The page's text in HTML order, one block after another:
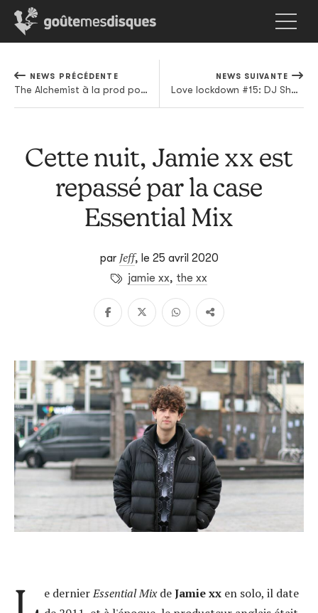
NEWS PRÉCÉDENTE
The Alchemist à la prod pour un inédit d'Earl Sweatshirt
NEWS SUIVANTE
Love lockdown #15: DJ Shadow - Endtroducing
Cette nuit, Jamie xx est
repassé par la case
Essential Mix
par Jeff, le 25 avril 2020
jamie xx, the xx
L e dernierEssential MixdeJamie xxen solo, il date